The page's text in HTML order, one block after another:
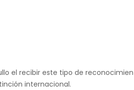
el recibir este tipo de
internacional.